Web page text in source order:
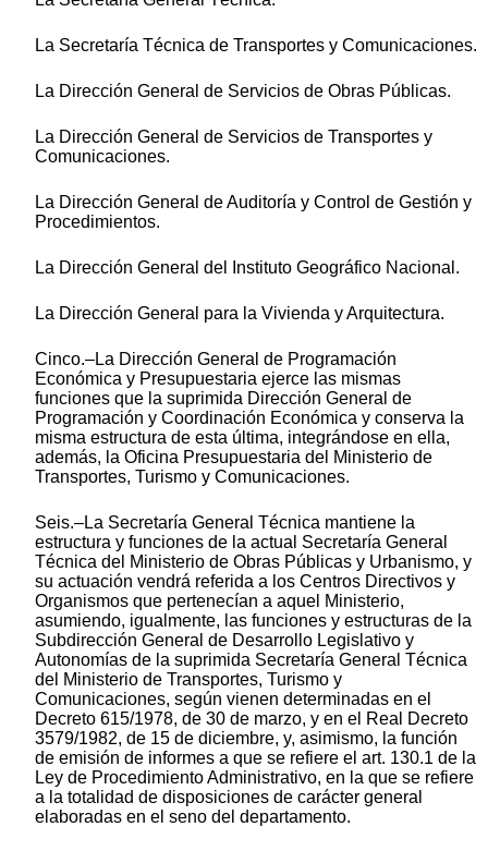
La Secretaría Técnica de Transportes y Comunicaciones.
La Dirección General de Servicios de Obras Públicas.
La Dirección General de Servicios de Transportes y
Comunicaciones.
La Dirección General de Auditoría y Control de Gestión y
Procedimientos.
La Dirección General del Instituto Geográfico Nacional.
La Dirección General para la Vivienda y Arquitectura.
Cinco.–La Dirección General de Programación
Económica y Presupuestaria ejerce las mismas
funciones que la suprimida Dirección General de
Programación y Coordinación Económica y conserva la
misma estructura de esta última, integrándose en ella,
además, la Oficina Presupuestaria del Ministerio de
Transportes, Turismo y Comunicaciones.
Seis.–La Secretaría General Técnica mantiene la
estructura y funciones de la actual Secretaría General
Técnica del Ministerio de Obras Públicas y Urbanismo, y
su actuación vendrá referida a los Centros Directivos y
Organismos que pertenecían a aquel Ministerio,
asumiendo, igualmente, las funciones y estructuras de la
Subdirección General de Desarrollo Legislativo y
Autonomías de la suprimida Secretaría General Técnica
del Ministerio de Transportes, Turismo y
Comunicaciones, según vienen determinadas en el
Decreto 615/1978, de 30 de marzo, y en el Real Decreto
3579/1982, de 15 de diciembre, y, asimismo, la función
de emisión de informes a que se refiere el art. 130.1 de la
Ley de Procedimiento Administrativo, en la que se refiere
a la totalidad de disposiciones de carácter general
elaboradas en el seno del departamento.